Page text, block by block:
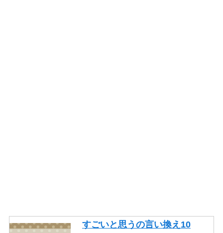
ジネスや論文で使える類語も
すごいと思うの言い換え10